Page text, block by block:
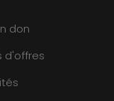
don
d'offres